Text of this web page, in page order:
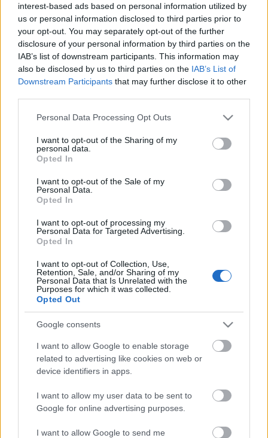
interest-based ads based on personal information utilized by
us or personal information disclosed to third parties prior to
your opt-out. You may separately opt-out of the further
disclosure of your personal information by third parties on the
IAB’s list of downstream participants. This information may
also be disclosed by us to third parties on the IAB’s List of
Downstream Participants that may further disclose it to other
Please note that this website/app uses one or more Google
not limited to your visit or usage behaviour. You may click to
grant or deny consent to Google and its third-party tags to
use your data for below specified purposes in below Google
consent section.
Personal Data Processing Opt Outs
I want to opt-out of the Sharing of my
personal data.
Opted In
I want to opt-out of the Sale of my
Personal Data.
Opted In
I want to opt-out of processing my
Personal Data for Targeted Advertising.
Opted In
I want to opt-out of Collection, Use,
Retention, Sale, and/or Sharing of my
Personal Data that Is Unrelated with the
Purposes for which it was collected.
Opted Out
Google consents
I want to allow Google to enable storage
related to advertising like cookies on web or
device identifiers in apps.
I want to allow my user data to be sent to
Google for online advertising purposes.
I want to allow Google to send me
Országos hírek
Megérkezett az eső a Duna vízgyűjtőjére
Aktuális
Paks II.: Mit jelent az 5. blokk új
árnyékában?
másodfokúra csökken a riasztás
HIRDETÉS
Paks II.: Mit jelent az 5. blokk új
mérföldköve a felülvizsgálat
árnyékában?